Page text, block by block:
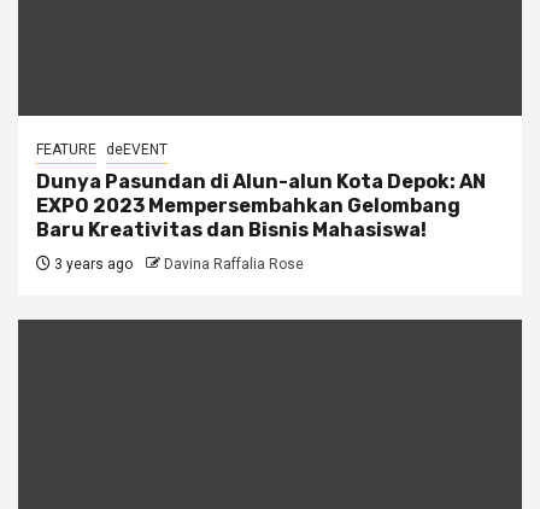
FEATURE deEVENT
Dunya Pasundan di Alun-alun Kota Depok: AN
EXPO 2023 Mempersembahkan Gelombang
Baru Kreativitas dan Bisnis Mahasiswa!
3 years ago Davina Raffalia Rose